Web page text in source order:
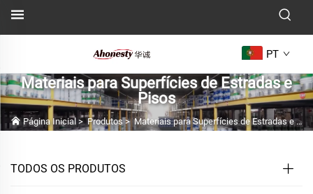
PT
Materiais para Superfícies de Estradas e
Pisos
Página Inicial> Produtos >Materiais para Superfícies de Estradas e Pisos
TODOS OS PRODUTOS